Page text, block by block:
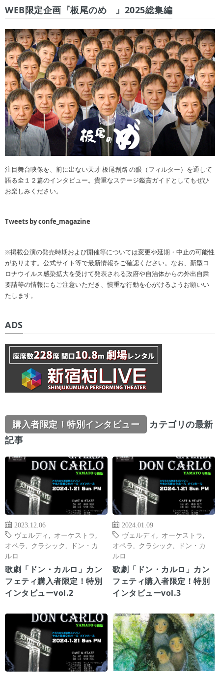
WEB限定企画『板尾のめ゙』2025総集編
注目舞台映像を、前に出ない天才 板尾創路 の眼（フィルター）を通して
語る全１２篇のインタビュー。貴重なステージ鑑賞ガイドとしてもぜひ
お楽しみください。
Tweets by confe_magazine
※掲載公演の発売時期および開催等については変更や延期・中止の可能性
があります。公式サイト等で最新情報をご確認ください。なお、新型コ
ロナウイルス感染拡大を受けて発表される政府や自治体からの外出自粛
要請等の情報にもご注意いただき、慎重な行動を心がけるようお願いい
たします。
ADS
購入者限定！特別インタビュー
カテゴリの最新
記事
2023.12.06
ヴェルディ
オーケストラ
オペラ
クラシック
ドン・カ
ルロ
歌劇「ドン・カルロ」カン
フェティ購入者限定！特別
インタビューvol.2
2024.01.09
ヴェルディ
オーケストラ
オペラ
クラシック
ドン・カ
ルロ
歌劇「ドン・カルロ」カン
フェティ購入者限定！特別
インタビューvol.3